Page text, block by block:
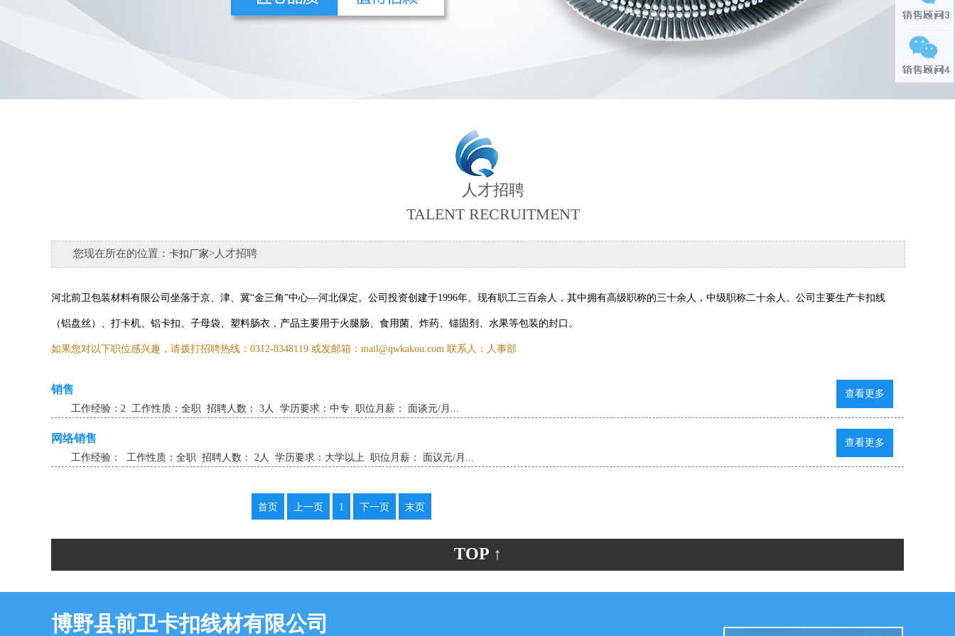
人才招聘
TALENT RECRUITMENT
您现在所在的位置： 卡扣厂家>人才招聘
河北前卫包装材料有限公司坐落于京、津、冀“金三角”中心—河北保定。公司投资创建于1996年。现有职工三百余人，其中拥有高级职称的三十余人，中级职称二十余人。公司主要生产卡扣线
（铝盘丝）、打卡机、铝卡扣、子母袋、塑料肠衣，产品主要用于火腿肠、食用菌、炸药、锚固剂、水果等包装的封口。
如果您对以下职位感兴趣，请拨打招聘热线：0312-8348119 或发邮箱：mail@qwkakou.com 联系人：人事部
查看更多
销售
工作经验：2 工作性质：全职 招聘人数： 3人 学历要求：中专 职位月薪： 面谈元/月...
查看更多
网络销售
工作经验： 工作性质：全职 招聘人数： 2人 学历要求：大学以上 职位月薪： 面议元/月...
首页 上一页 1 下一页 末页
TOP ↑
博野县前卫卡扣线材有限公司